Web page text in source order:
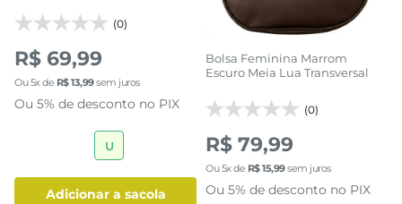
(0)
R$ 69,99
Ou5x de R$13,99sem juros
Ou 5% de desconto no PIX
U
adicionar a sacola
Bolsa Feminina Marrom
Escuro Meia Lua Transversal
(0)
R$ 79,99
Ou5x de R$15,99sem juros
Ou 5% de desconto no PIX